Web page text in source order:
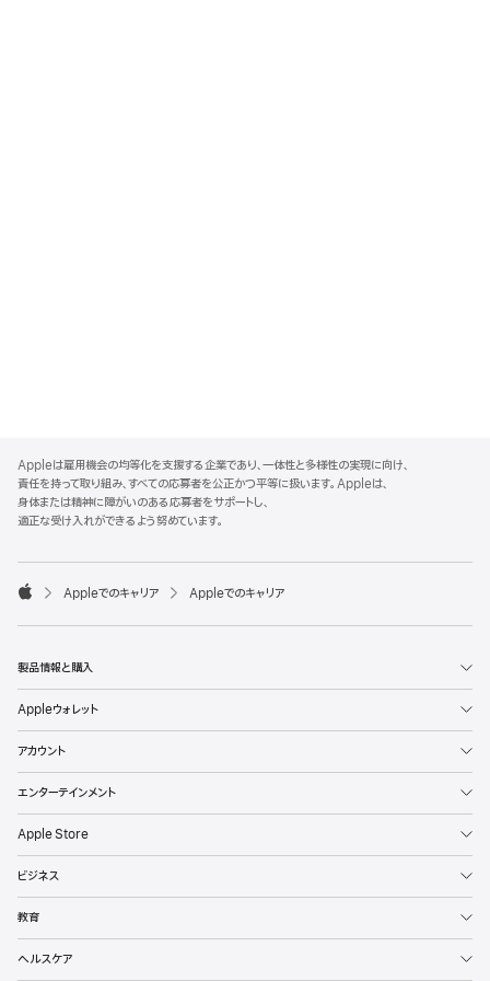
p
p
l
e
o
t
Appleは雇用機会の均等化を支援する企業であり、一体性と多様性の実現に向け、
責任を持って取り組み、すべての応募者を公正かつ平等に扱います。Appleは、
身体または精神に障がいのある応募者をサポートし、
適正な受け入れができるよう努めています。

p
l
Appleでのキャリア Appleでのキャリア
製品情報と購入
Appleウォレット
アカウント
エンターテインメント
Apple Store
ビジネス
教育
ヘルスケア